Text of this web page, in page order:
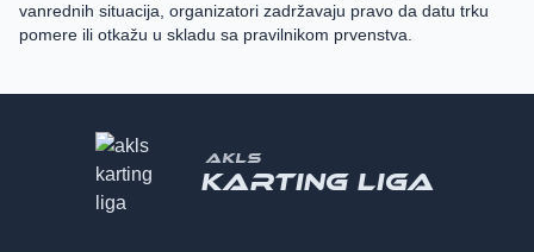
vanrednih situacija, organizatori zadržavaju pravo da datu trku
pomere ili otkažu u skladu sa pravilnikom prvenstva.
AKLS
Karting liga